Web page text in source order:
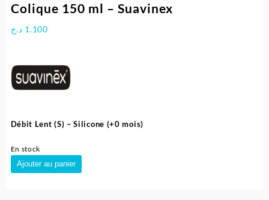
Colique 150 ml – Suavinex
1.100 د.ج
Débit Lent (S) – Silicone (+0 mois)
En stock
quantité
de
Ajouter au panier